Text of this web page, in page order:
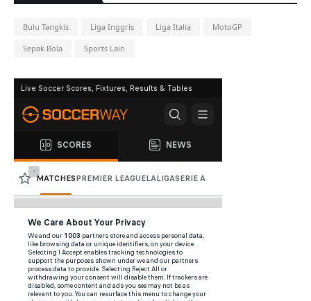
Bulu Tangkis Liga Inggris Liga Italia MotoGP
Sepak Bola Sports Lain